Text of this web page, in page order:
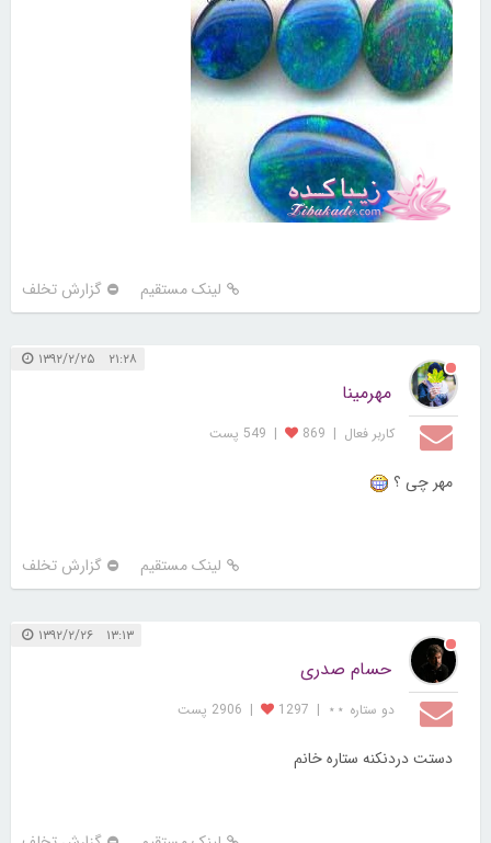
لینک مستقیم گزارش تخلف
۲۱:۲۸ ۱۳۹۲/۲/۲۵
مهرمینا
کاربر فعال |
869
| 549 پست
مهر چی ؟
لینک مستقیم گزارش تخلف
۱۳:۱۳ ۱۳۹۲/۲/۲۶
حسام صدری
دو ستاره ⋆⋆ |
1297
| 2906 پست
دستت دردنکنه ستاره خانم